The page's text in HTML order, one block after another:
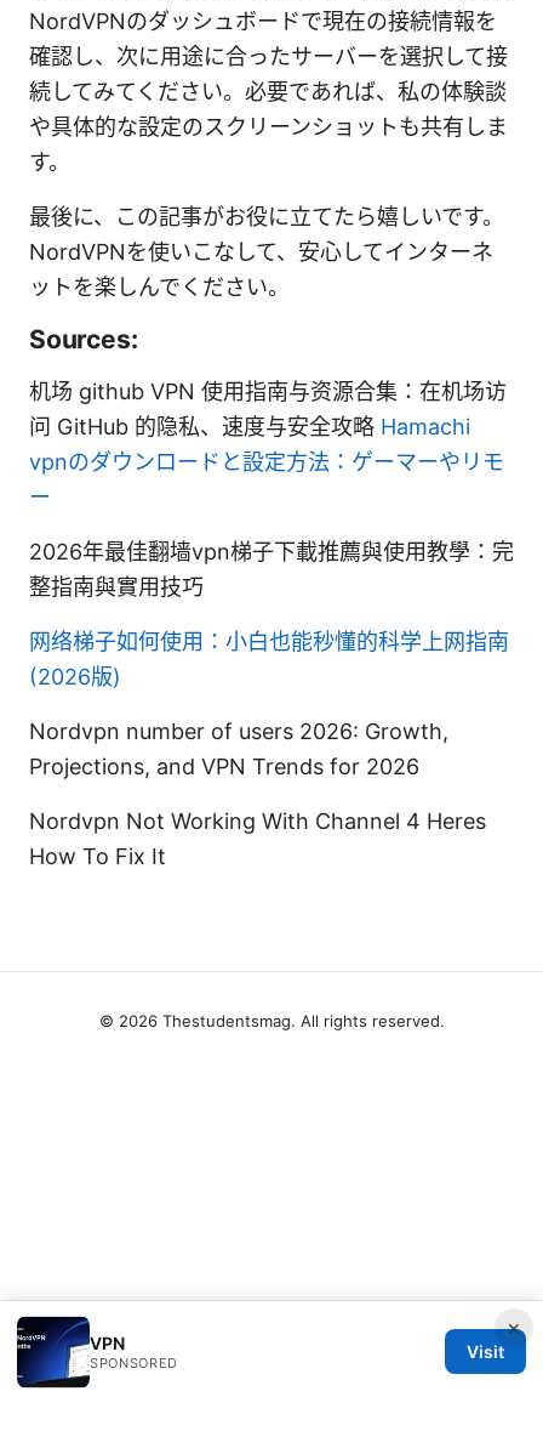
NordVPNのダッシュボードで現在の接続情報を
確認し、次に用途に合ったサーバーを選択して接
続してみてください。必要であれば、私の体験談
や具体的な設定のスクリーンショットも共有しま
す。
最後に、この記事がお役に立てたら嬉しいです。
NordVPNを使いこなして、安心してインターネ
ットを楽しんでください。
Sources:
机场 github VPN 使用指南与资源合集：在机场访
问 GitHub 的隐私、速度与安全攻略 Hamachi
vpnのダウンロードと設定方法：ゲーマーやリモ
ー
2026年最佳翻墙vpn梯子下載推薦與使用教學：完
整指南與實用技巧
网络梯子如何使用：小白也能秒懂的科学上网指南
(2026版)
Nordvpn number of users 2026: Growth,
Projections, and VPN Trends for 2026
Nordvpn Not Working With Channel 4 Heres
How To Fix It
×
VPN
SPONSORED
Visit
© 2026 Thestudentsmag. All rights reserved.